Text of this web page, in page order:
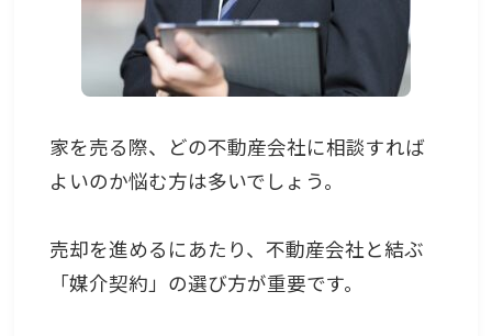
家を売る際、どの不動産会社に相談すれば
よいのか悩む方は多いでしょう。
売却を進めるにあたり、不動産会社と結ぶ
「媒介契約」の選び方が重要です。